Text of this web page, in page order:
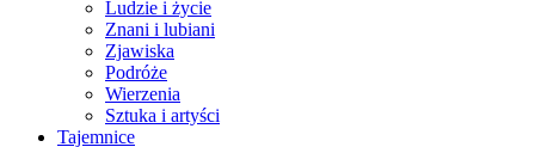
Ludzie i życie
Znani i lubiani
Zjawiska
Podróże
Wierzenia
Sztuka i artyści
Tajemnice